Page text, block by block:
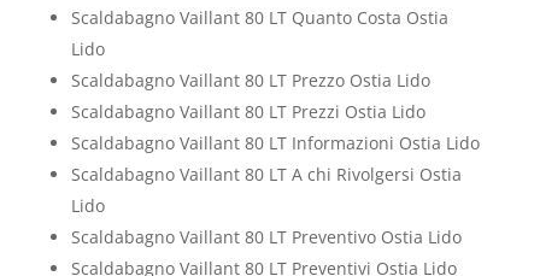
Scaldabagno Vaillant 80 LT Quanto Costa Ostia
Lido
Scaldabagno Vaillant 80 LT Prezzo Ostia Lido
Scaldabagno Vaillant 80 LT Prezzi Ostia Lido
Scaldabagno Vaillant 80 LT Informazioni Ostia Lido
Scaldabagno Vaillant 80 LT A chi Rivolgersi Ostia
Lido
Scaldabagno Vaillant 80 LT Preventivo Ostia Lido
Scaldabagno Vaillant 80 LT Preventivi Ostia Lido